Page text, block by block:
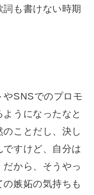
も書けない時期
やSNSでのプロモ
うになったなと
ことだし、決し
すけど、自分は
から、そうやっ
嫉妬の気持ちも